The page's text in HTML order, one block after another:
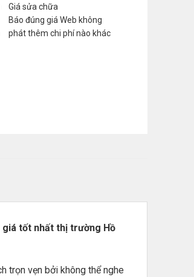
Giá sửa chữa
Báo đúng giá Web không
phát thêm chi phí nào khác
tốt nhất thị trường Hồ
trọn vẹn bởi không thể nghe